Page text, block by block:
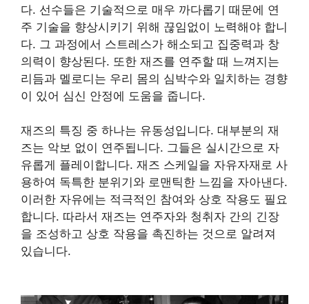
다. 선수들은 기술적으로 매우 까다롭기 때문에 연
주 기술을 향상시키기 위해 끊임없이 노력해야 합니
다. 그 과정에서 스트레스가 해소되고 집중력과 창
의력이 향상된다. 또한 재즈를 연주할 때 느껴지는
리듬과 멜로디는 우리 몸의 심박수와 일치하는 경향
이 있어 심신 안정에 도움을 줍니다.
재즈의 특징 중 하나는 유동성입니다. 대부분의 재
즈는 악보 없이 연주됩니다. 그들은 실시간으로 자
유롭게 플레이합니다. 재즈 스케일을 자유자재로 사
용하여 독특한 분위기와 로맨틱한 느낌을 자아낸다.
이러한 자유에는 적극적인 참여와 상호 작용도 필요
합니다. 따라서 재즈는 연주자와 청취자 간의 긴장
을 조성하고 상호 작용을 촉진하는 것으로 알려져
있습니다.